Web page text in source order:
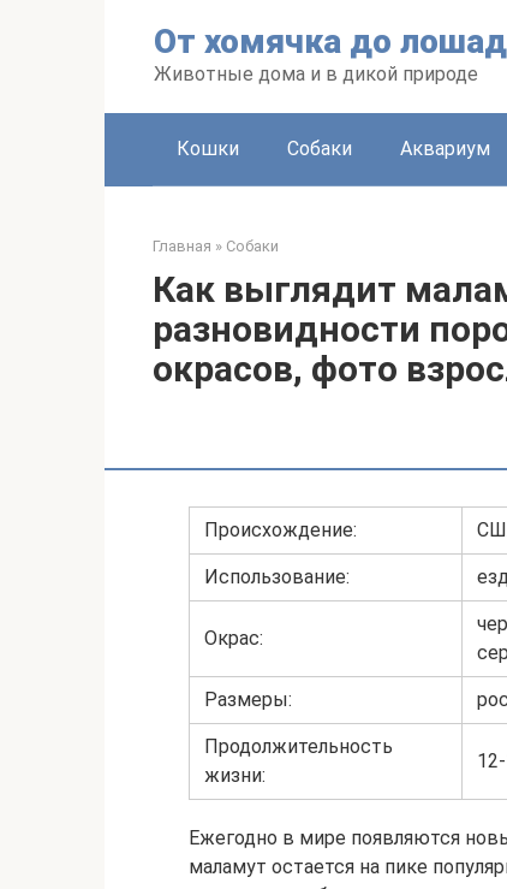
От хомячка до
Животные дома и в дикой природе
Кошки Собаки Аквариум
Главная » Собаки
Как выглядит
разновидности
окрасов, фото
Происхождение:
Использование:
Окрас:
Размеры:
Продолжительность
жизни:
Ежегодно в мире появляются
маламут остается на пике